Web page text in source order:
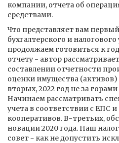
компании, отчета об
средствами.
Что представляет вам
бухгалтерского и
продолжаем готовиться к
отчету - автор
составлении отчетности
оценки имущества (активов)
вторых, 2022 год не за
Начинаем рассматривать
учета в соответствии с ЕПС
кооперативов. В-третьих,
новации 2020 года. Наш
совет - как не допустить